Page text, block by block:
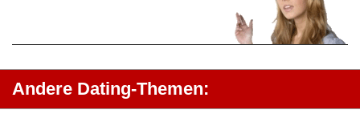
Andere Dating-Themen: